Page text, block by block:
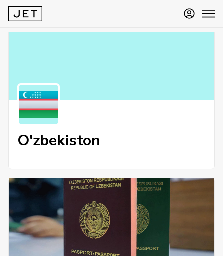
O'zbekiston